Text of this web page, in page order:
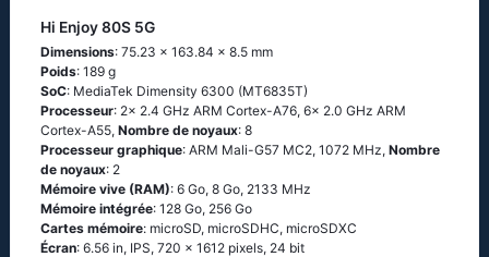
Hi Enjoy 80S 5G
Dimensions: 75.23 x 163.84 x 8.5 mm
Poids: 189 g
SoC: MediaTek Dimensity 6300 (MT6835T)
Processeur: 2x 2.4 GHz ARM Cortex-A76, 6x 2.0 GHz ARM
Cortex-A55, Nombre de noyaux: 8
Processeur graphique: ARM Mali-G57 MC2, 1072 MHz, Nombre
de noyaux: 2
Mémoire vive (RAM): 6 Go, 8 Go, 2133 MHz
Mémoire intégrée: 128 Go, 256 Go
Cartes mémoire: microSD, microSDHC, microSDXC
Écran: 6.56 in, IPS, 720 x 1612 pixels, 24 bit